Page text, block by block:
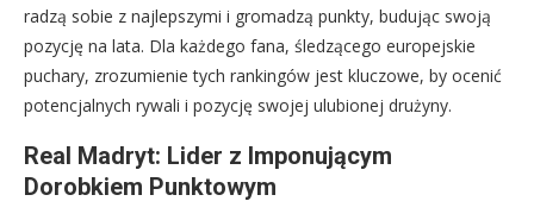
radzą sobie z najlepszymi i gromadzą punkty, budując swoją
pozycję na lata. Dla każdego fana, śledzącego europejskie
puchary, zrozumienie tych rankingów jest kluczowe, by ocenić
potencjalnych rywali i pozycję swojej ulubionej drużyny.
Real Madryt: Lider z Imponującym
Dorobkiem Punktowym